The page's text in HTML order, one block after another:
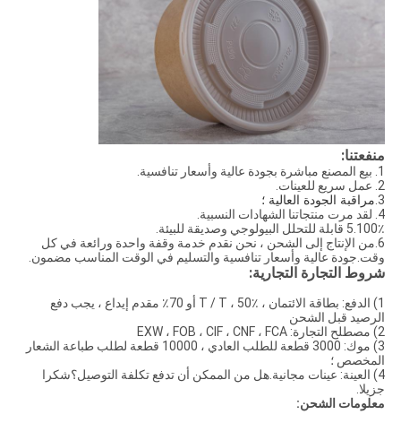
منفعتنا:
1. بيع المصنع مباشرة بجودة عالية وأسعار تنافسية.
2. عمل سريع للعينات.
3. مراقبة الجودة العالية ؛
4. لقد مرت منتجاتنا الشهادات النسبية.
5.100٪ قابلة للتحلل البيولوجي وصديقة للبيئة.
6.من الإنتاج إلى الشحن ، نحن نقدم خدمة وقفة واحدة ورائعة في كل
وقت.جودة عالية وأسعار تنافسية والتسليم في الوقت المناسب مضمون.
شروط التجارة التجارية:
1) الدفع: بطاقة الائتمان ، T / T ، 50٪ أو 70٪ مقدم إيداع ، يجب دفع
الرصيد قبل الشحن
2) مصطلح التجارة: EXW ، FOB ، CIF ، CNF ، FCA
3) موك: 3000 قطعة للطلب العادي ، 10000 قطعة لطلب طباعة الشعار
المخصص ؛
4) العينة: عينات مجانية.هل من الممكن أن تدفع تكلفة التوصيل؟شكرا
جزيلا.
معلومات الشحن: